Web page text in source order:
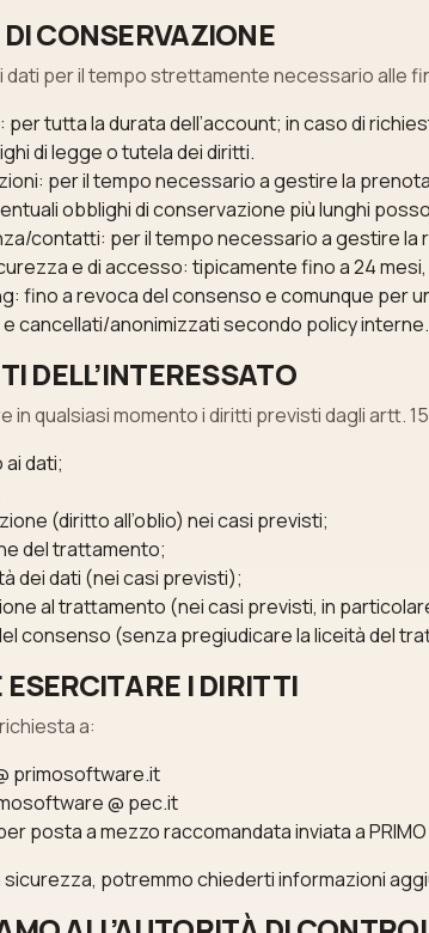
CONSERVAZIONE
dati per il tempo strettamente necessario alle
per tutta la durata dell’account; in caso di
di legge o tutela dei diritti.
per il tempo necessario a gestire la
obblighi di conservazione più lunghi
contatti: per il tempo necessario a gestire
e di accesso: tipicamente fino a 24
fino a revoca del consenso e comunque per
cancellati/anonimizzati secondo policy interne.
DELL’INTERESSATO
in qualsiasi momento i diritti previsti dagli artt.
dati;
(diritto all’oblio) nei casi previsti;
del trattamento;
dei dati (nei casi previsti);
al trattamento (nei casi previsti, in
consenso (senza pregiudicare la liceità del
ESERCITARE I DIRITTI
a:
primosoftware.it
@ pec.it
posta a mezzo raccomandata inviata a PRIMO
potremmo chiederti informazioni